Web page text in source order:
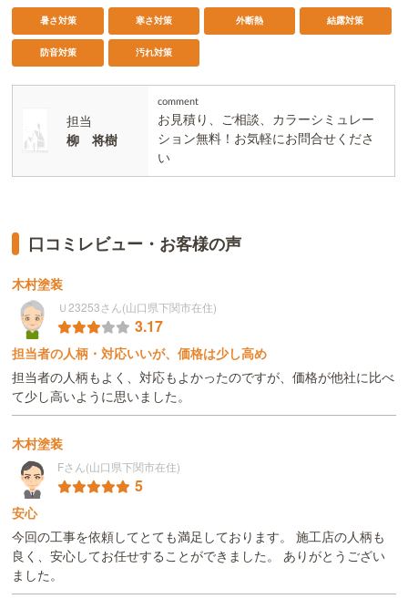
暑さ対策 寒さ対策 外断熱 結露対策
防音対策 汚れ対策
担当
柳 将樹
comment
お見積り、ご相談、カラーシミュレー
ション無料！お気軽にお問合せくださ
い
口コミレビュー・お客様の声
木村塗装
Ｕ23253さん(山口県下関市在住)
3.17
担当者の人柄・対応いいが、価格は少し高め
担当者の人柄もよく、対応もよかったのですが、価格が他社に比べ
て少し高いように思いました。
木村塗装
Fさん(山口県下関市在住)
5
安心
今回の工事を依頼してとても満足しております。 施工店の人柄も
良く、安心してお任せすることができました。 ありがとうござい
ました。